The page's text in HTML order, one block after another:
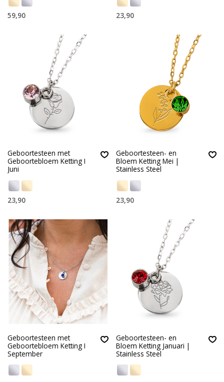
59,90 23,90
Geboortesteen met
Geboortebloem Ketting I
Juni
23,90
Geboortesteen- en
Bloem Ketting Mei |
Stainless Steel
23,90
Geboortesteen met
Geboortebloem Ketting I
September
Geboortesteen- en
Bloem Ketting Januari |
Stainless Steel